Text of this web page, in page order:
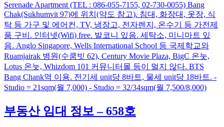
Serenade Apartment (TEL : 086-055-7155, 02-730-0055) Bang
Chak(Sukhumvit 97)에 위치(약도 참고). 침대, 화장대, 옷장, 식
탁 등 가구 및 에어컨, TV, 냉장고, 전자렌지, 온수기 등 가전제
품 구비. 인터넷(Wifi) free. 발코니 있음. 세탁소, 미니마트 있
음. Anglo Singapore, Wells International School 등 국제학교와
Ruamjairak 병원(수쿰빗 62), Century Movie Plaza, BigC 온눗,
Lotus 온눗, Whizdom 101 커뮤니터몰 등이 멀지 않다. BTS
Bang Chank역 이용. 전기세 unit당 8바트, 물세 unit당 18바트. -
Studio = 21sqm(월 7,000) - Studio = 32/34sqm(월 7,500/8,000)
부동산 임대 정보 – 658호